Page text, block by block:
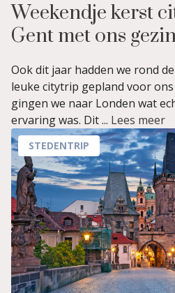
Weekendje kerst
Gent met ons
Ook dit jaar hadden we rond
leuke citytrip gepland voor
gingen we naar Londen wat
ervaring was. Dit ... Lees meer
STEDENTRIP